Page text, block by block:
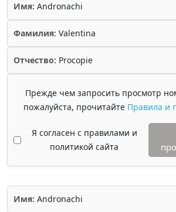
Имя: Andronachi
Фамилия: Valentina
Отчество: Procopie
Прежде чем запросить просмотр
пожалуйста, прочитайте Правила и
Я согласен с правилами и
политикой сайта
Имя: Andronachi